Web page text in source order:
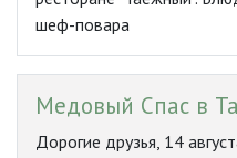
шеф-повара
Медовый Спас в
Дорогие друзья, 14